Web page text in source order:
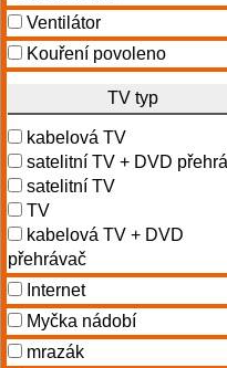
Ventilátor
Kouření povoleno
TV typ
kabelová TV
satelitní TV + DVD
satelitní TV
TV
kabelová TV + DVD
přehrávač
Internet
Myčka nádobí
mrazák